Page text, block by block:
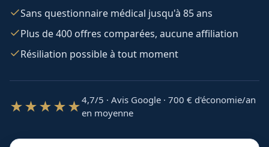
Sans questionnaire médical jusqu'à 85 ans
Plus de 400 offres comparées, aucune affiliation
Résiliation possible à tout moment
★★★★★4,7/5 · Avis Google · 700 € d'économie/an
en moyenne